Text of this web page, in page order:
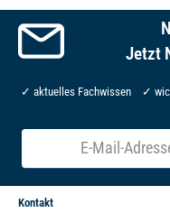
Jetzt
✓ aktuelles Fachwissen ✓
Kontakt